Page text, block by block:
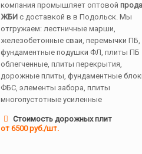
компания промышляет оптовой
ЖБИс доставкой в в Подольск. Мы
отгружаем: лестничные марши,
железобетонные сваи, перемычки ПБ,
фундаментные подушки ФЛ, плиты ПБ
облегченные, плиты перекрытия,
дорожные плиты, фундаментные
ФБС, элементы забора, плиты
многопустотные усиленные
Стоимость дорожных плит
от 6500 руб./шт.